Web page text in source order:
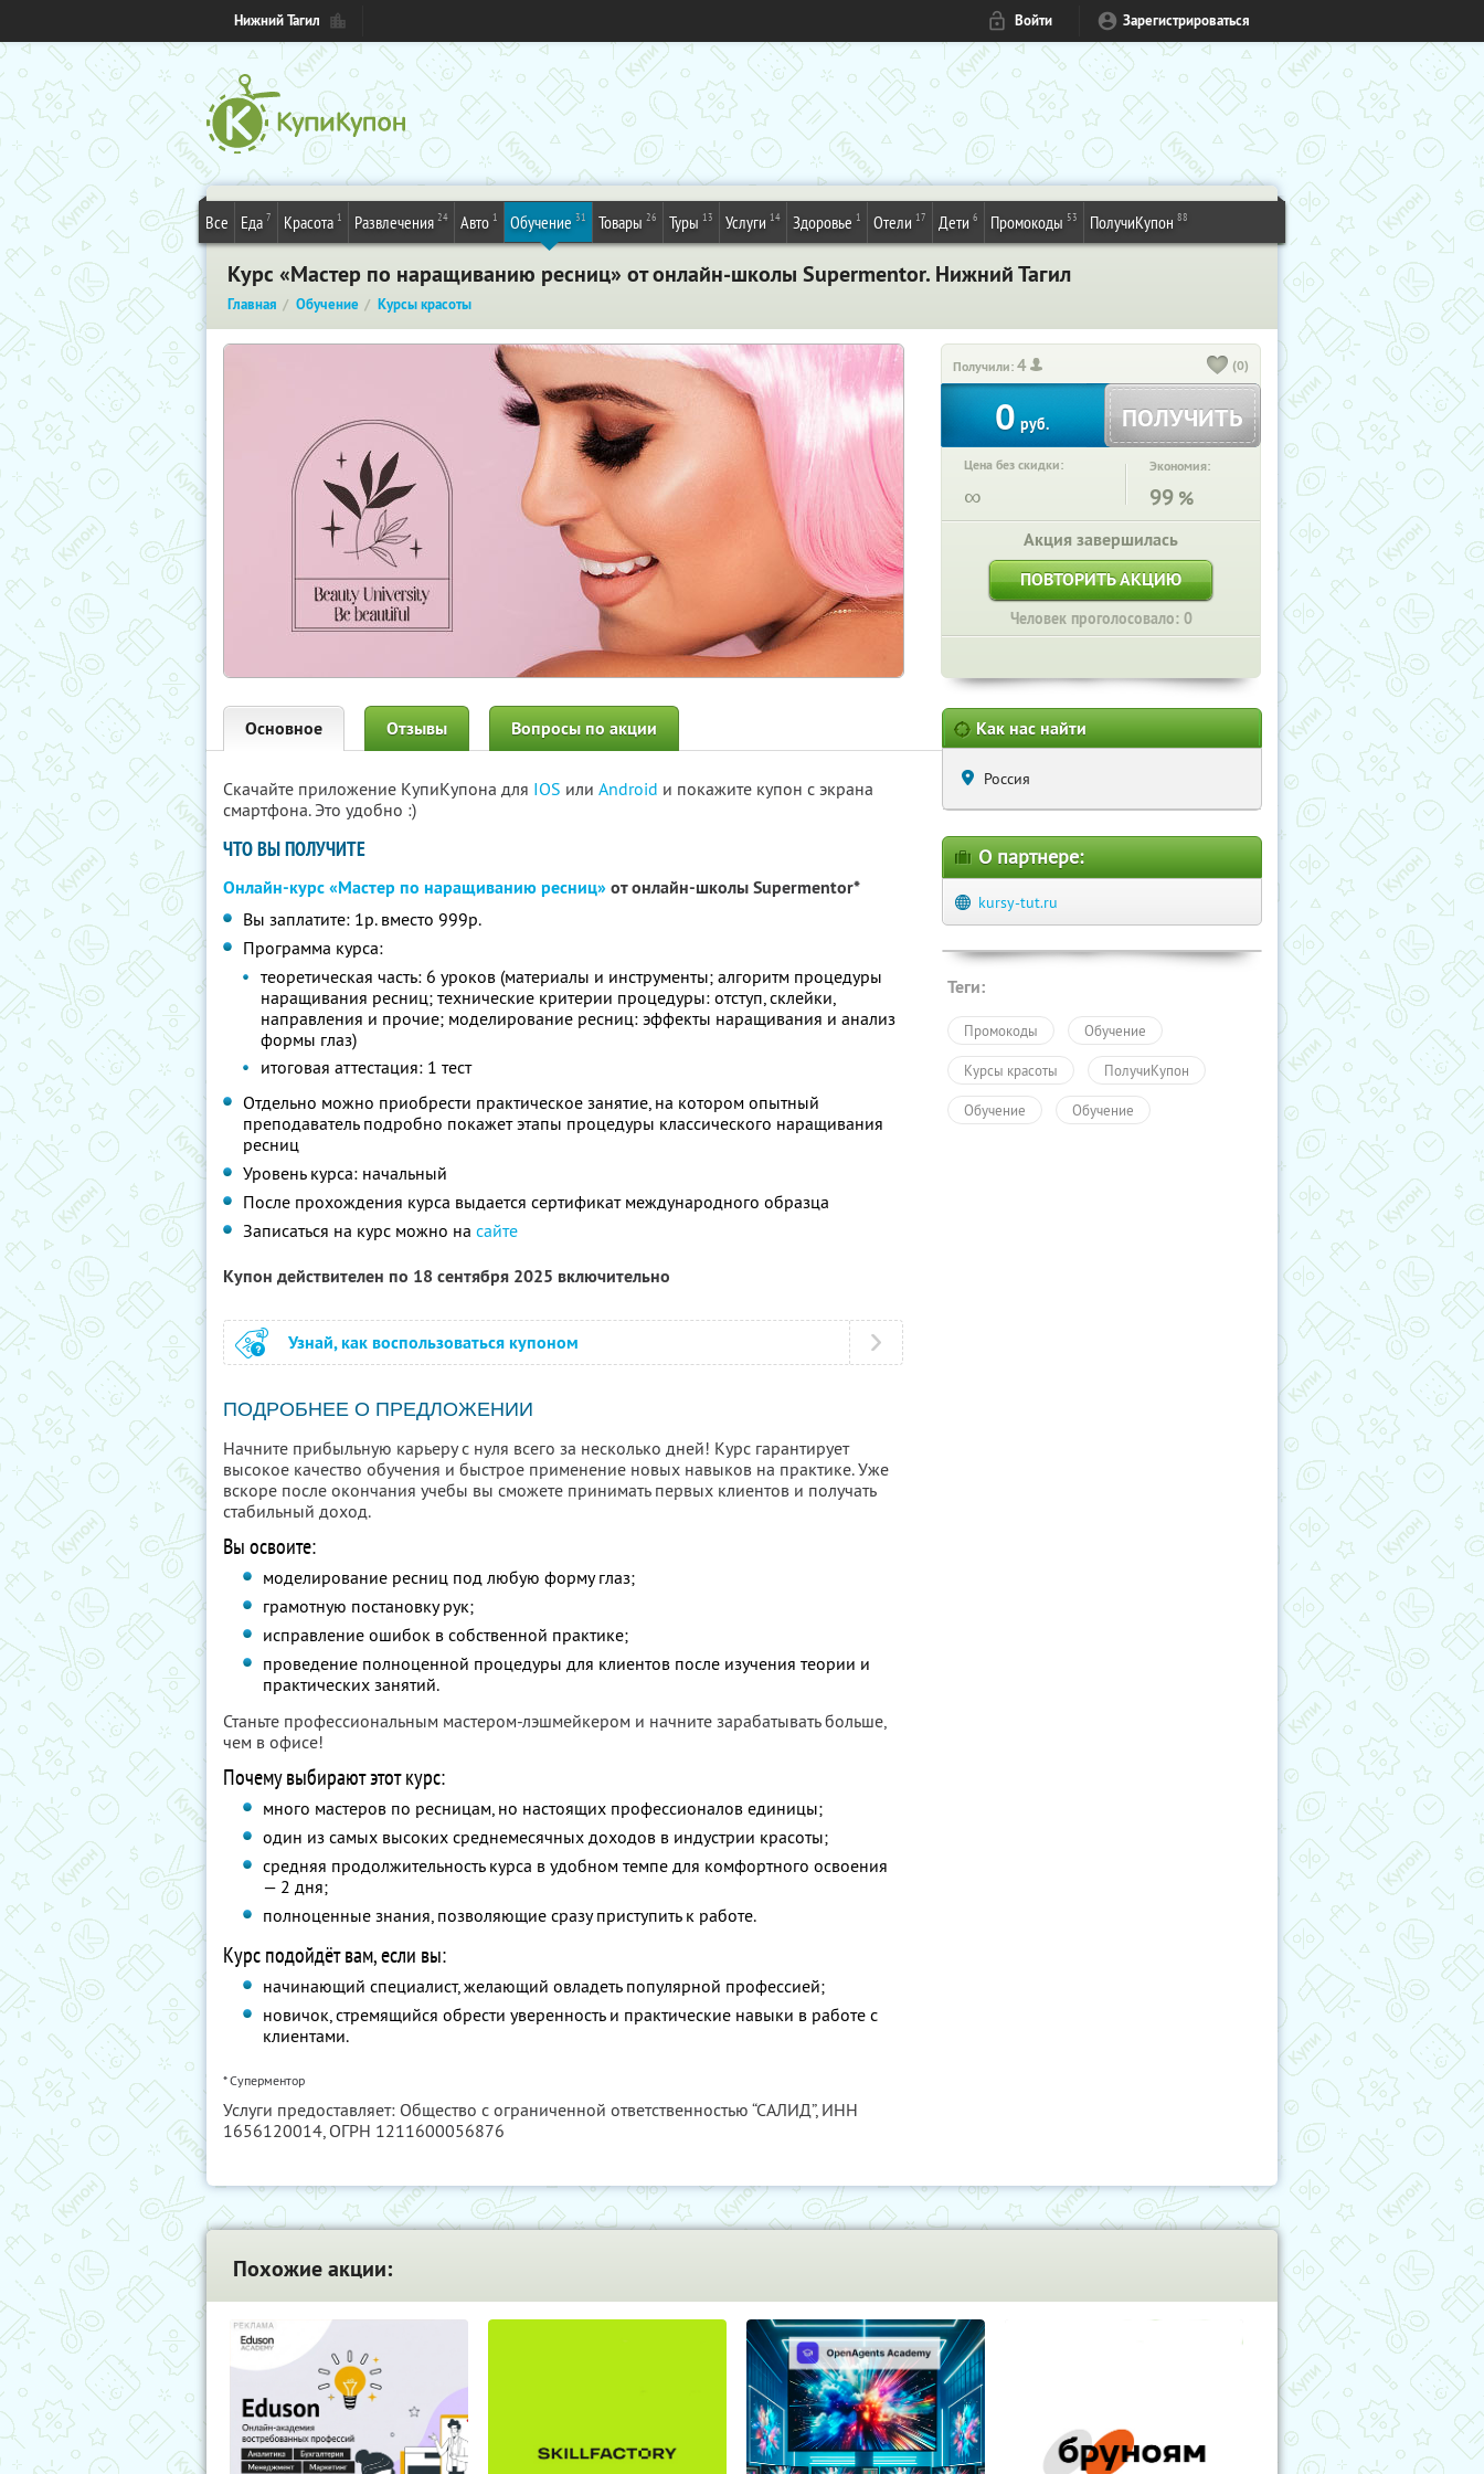
Нижний Тагил Войти Зарегистрироваться
Все Еда 7 Красота 1 Развлечения 24 Авто 1 Обучение 31 Товары 26 Туры 13 Услуги 14 Здоровье 1 Отели 17 Дети 6 Промокоды 53 ПолучиКупон 88
Курс «Мастер по наращиванию ресниц» от онлайн-школы Supermentor. Нижний Тагил
Главная Обучение Курсы красоты
Получили:4 (0)
0 руб. ПОЛУЧИТЬ
Цена без скидки:
∞
Экономия:
99 %
Акция завершилась
ПОВТОРИТЬ АКЦИЮ
Человек проголосовало: 0
Основное Отзывы Вопросы по акции
Скачайте приложение КупиКупона для IOS или Android и покажите купон с экрана
смартфона. Это удобно :)
ЧТО ВЫ ПОЛУЧИТЕ
Онлайн-курс «Мастер по наращиванию ресниц»от онлайн-школы Supermentor*
Вы заплатите: 1р. вместо 999р.
Программа курса:
теоретическая часть: 6 уроков (материалы и инструменты; алгоритм процедуры
наращивания ресниц; технические критерии процедуры: отступ, склейки,
направления и прочие; моделирование ресниц: эффекты наращивания и анализ
формы глаз)
итоговая аттестация: 1 тест
Отдельно можно приобрести практическое занятие, на котором опытный
преподаватель подробно покажет этапы процедуры классического наращивания
ресниц
Уровень курса: начальный
После прохождения курса выдается сертификат международного образца
Записаться на курс можно на сайте
Купон действителен по 18 сентября 2025 включительно
Узнай, как воспользоваться купоном
ПОДРОБНЕЕ О ПРЕДЛОЖЕНИИ
Начните прибыльную карьеру с нуля всего за несколько дней! Курс гарантирует
высокое качество обучения и быстрое применение новых навыков на практике. Уже
вскоре после окончания учебы вы сможете принимать первых клиентов и получать
стабильный доход.
Вы освоите:
моделирование ресниц под любую форму глаз;
грамотную постановку рук;
исправление ошибок в собственной практике;
проведение полноценной процедуры для клиентов после изучения теории и
практических занятий.
Станьте профессиональным мастером-лэшмейкером и начните зарабатывать больше,
чем в офисе!
Почему выбирают этот курс:
много мастеров по ресницам, но настоящих профессионалов единицы;
один из самых высоких среднемесячных доходов в индустрии красоты;
средняя продолжительность курса в удобном темпе для комфортного освоения
— 2 дня;
полноценные знания, позволяющие сразу приступить к работе.
Курс подойдёт вам, если вы:
начинающий специалист, желающий овладеть популярной профессией;
новичок, стремящийся обрести уверенность и практические навыки в работе с
клиентами.
* Суперментор
Услуги предоставляет: Общество с ограниченной ответственностью “САЛИД”, ИНН
1656120014, ОГРН 1211600056876
Как нас найти
Россия
О партнере:
kursy-tut.ru
Теги:
Промокоды Обучение
Курсы красоты ПолучиКупон
Обучение Обучение
Похожие акции: